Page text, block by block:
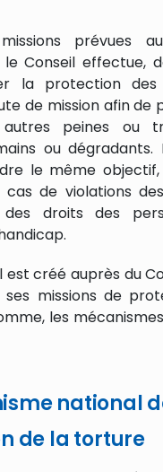
prévues
le Conseil effectue,
la protection
de mission afin de
peines ou
ou dégradants.
le même objectif,
cas de violations
droits des
créé auprès du
missions de
les
national
de la torture